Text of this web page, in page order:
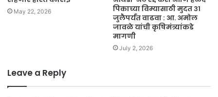
May 22, 2026
पिकाच्या विम्यासाठी मुदत ३१
जुलैपर्यंत वाढवा : आ. अमोल
जावळे यांची कृषिमंत्र्यांकडे
मागणी
July 2, 2026
Leave a Reply